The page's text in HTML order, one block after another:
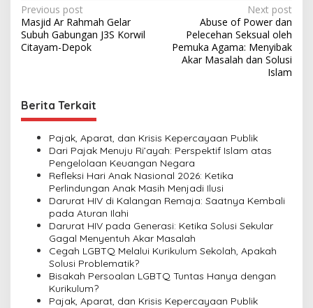
P
o
s
a
Previous post
Masjid Ar Rahmah Gelar
Subuh Gabungan J3S Korwil
Citayam-Depok
Next post
Abuse of Power dan
Pelecehan Seksual oleh
Pemuka Agama: Menyibak
Akar Masalah dan Solusi
Islam
Berita Terkait
Pajak, Aparat, dan Krisis Kepercayaan Publik
Dari Pajak Menuju Ri’ayah: Perspektif Islam atas
Pengelolaan Keuangan Negara
Refleksi Hari Anak Nasional 2026: Ketika
Perlindungan Anak Masih Menjadi Ilusi
Darurat HIV di Kalangan Remaja: Saatnya Kembali
pada Aturan Ilahi
Darurat HIV pada Generasi: Ketika Solusi Sekular
Gagal Menyentuh Akar Masalah
Cegah LGBTQ Melalui Kurikulum Sekolah, Apakah
Solusi Problematik?
Bisakah Persoalan LGBTQ Tuntas Hanya dengan
Kurikulum?
Pajak, Aparat, dan Krisis Kepercayaan Publik